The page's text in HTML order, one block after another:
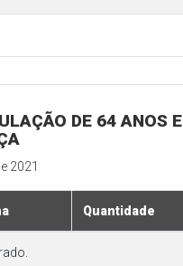
DE 64 ANOS E
2021
Quantidade